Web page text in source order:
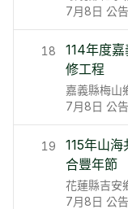
7月8日 公告
18
114年度
修工程
嘉義縣梅山
7月8日 公告
19
115年山
合豐年節
花蓮縣吉安
7月8日 公告